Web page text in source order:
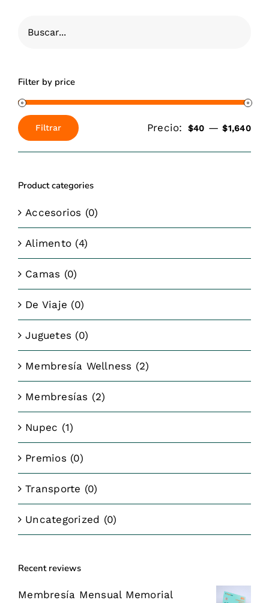
Filter by price
Precio
mínimo
Precio
máximo
Filtrar Precio: $40 —$1,640
Product categories
Accesorios (0)
Alimento (4)
Camas (0)
De Viaje (0)
Juguetes (0)
Membresía Wellness (2)
Membresías (2)
Nupec (1)
Premios (0)
Transporte (0)
Uncategorized (0)
Recent reviews
Membresía Mensual Memorial